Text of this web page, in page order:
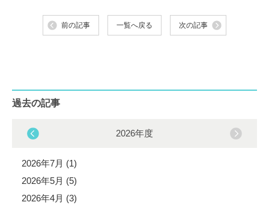
前の記事 一覧へ戻る 次の記事
過去の記事
2026年度
2026年7月 (1)
2026年5月 (5)
2026年4月 (3)